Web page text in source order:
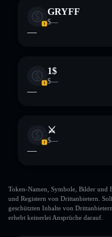
GRYFF
$—
—
1$
$—
—
⚔
$—
—
Token-Namen, Symbole, Bilder und
und Registern von Drittanbietern.
geschützten Inhalte von
erhebt keinerlei Ansprüche darauf.